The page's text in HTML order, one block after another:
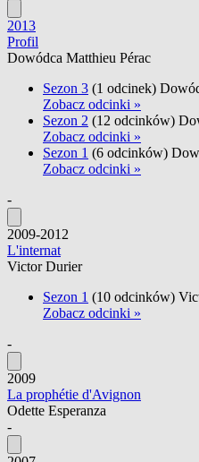
2013
Profil
Dowódca Matthieu Pérac
Sezon 3 (1 odcinek)
Zobacz odcinki »
Sezon 2 (12 odcinków)
Zobacz odcinki »
Sezon 1 (6 odcinków)
Zobacz odcinki »
-
2009-2012
L'internat
Victor Durier
Sezon 1 (10 odcinków)
Zobacz odcinki »
-
2009
La prophétie d'Avignon
Odette Esperanza
-